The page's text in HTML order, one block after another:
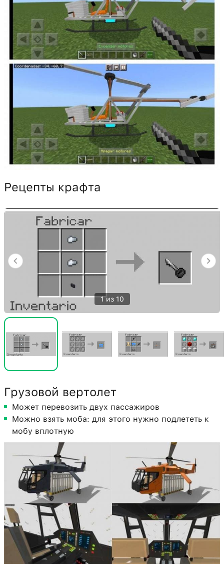
Рецепты крафта
1 из 10
Грузовой вертолет
Может перевозить двух пассажиров
Можно взять моба: для этого нужно подлететь к
мобу вплотную